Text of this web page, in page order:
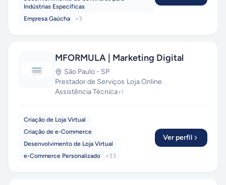
Indústrias Específicas
Empresa Gaúcha
+3
MFORMULA | Marketing Digital
São Paulo - SP
Prestador de Serviços·Loja Online·
Assistência Técnica+1
Criação de Loja Virtual
Criação de e-Commerce
Desenvolvimento de Loja Virtual
e-Commerce Personalizado
+33
Ver perfil